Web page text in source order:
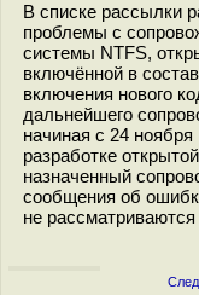
В списке рассылки
проблемы с
системы NTFS,
включённой в
включения нового
дальнейшего
начиная с 24 ноября
разработке
назначенный
сообщения об
не